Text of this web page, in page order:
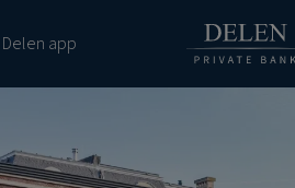
app